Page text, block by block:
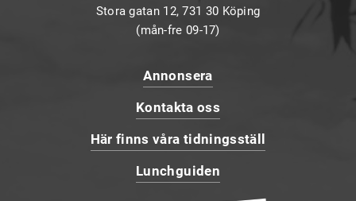
Stora gatan 12, 731 30 Köping
(mån-fre 09-17)
Annonsera
Kontakta oss
Här finns våra tidningsställ
Lunchguiden